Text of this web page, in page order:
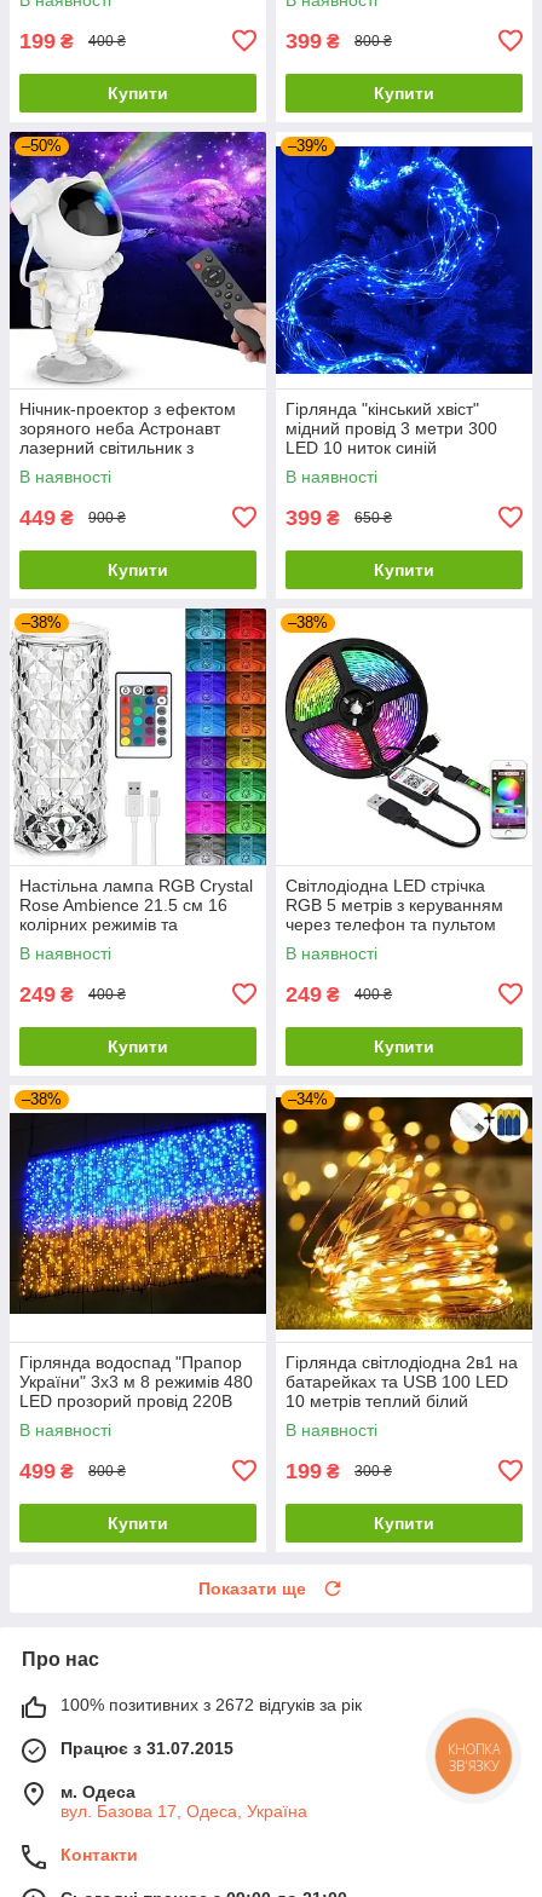
199 ₴ 400 ₴
Купити
399 ₴ 800 ₴
Купити
–50%
Нічник-проектор з ефектом
зоряного неба Астронавт
лазерний світильник з
пультом та таймером
В наявності
449 ₴ 900 ₴
Купити
–39%
Гірлянда "кінський хвіст"
мідний провід 3 метри 300
LED 10 ниток синій
В наявності
399 ₴ 650 ₴
Купити
–38%
Настільна лампа RGB Crystal
Rose Ambience 21.5 см 16
колірних режимів та
вбудованим акумулятором
В наявності
249 ₴ 400 ₴
Купити
–38%
Світлодіодна LED стрічка
RGB 5 метрів з керуванням
через телефон та пультом
В наявності
249 ₴ 400 ₴
Купити
–38%
Гірлянда водоспад "Прапор
України" 3х3 м 8 режимів 480
LED прозорий провід 220В
жовто-синій з пультом
В наявності
499 ₴ 800 ₴
Купити
–34%
Гірлянда світлодіодна 2в1 на
батарейках та USB 100 LED
10 метрів теплий білий
В наявності
199 ₴ 300 ₴
Купити
Показати ще
Про нас
100% позитивних з 2672 відгуків за рік
Працює з 31.07.2015
м. Одеса
вул. Базова 17, Одеса, Україна
Контакти
КНОПКА
ЗВ'ЯЗКУ